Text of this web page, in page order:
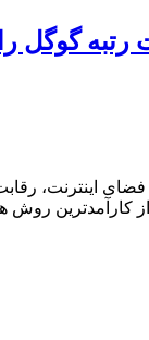
گوگل
اینترنت،
کارآمدترین